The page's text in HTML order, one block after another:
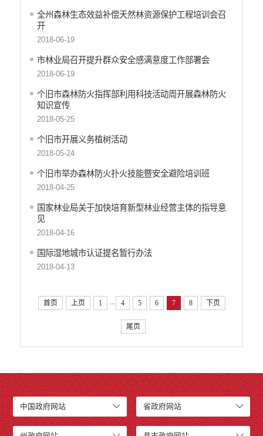
医疗卫生
养老服务
社会救助
食品药品监管
公共文化服务
司法信息
全州森林生态效益补偿天然林资源保护工程培训会召
开
2018-06-19
市林业局召开提升群众安全感满意度工作部署会
2018-06-19
个旧市森林防火指挥部利用科技活动周开展森林防火
知识宣传
2018-05-25
个旧市开展义务植树活动
2018-05-24
个旧市举办森林防火扑火技能暨安全避险培训班
2018-04-25
国家林业局关于加快培育新型林业经营主体的指导意
见
2018-04-16
国际湿地城市认证提名暂行办法
2018-04-13
首页 上页 1 ... 4 5 6 7 8 下页
尾页
中国政府网站 省政府网站